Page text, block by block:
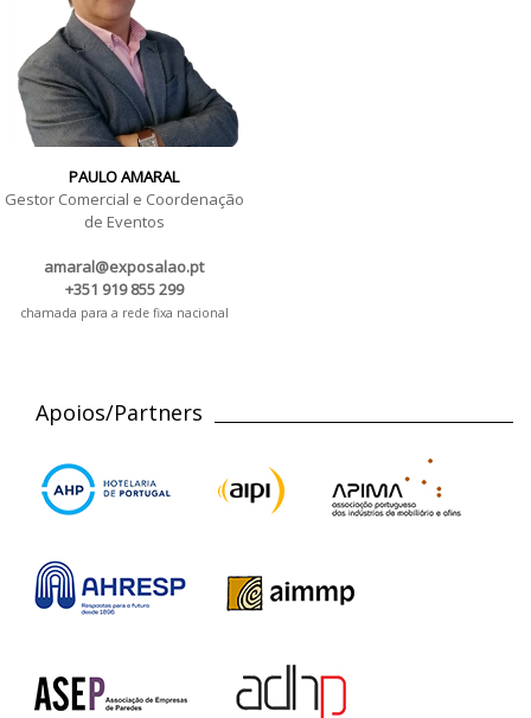
PAULO AMARAL
Gestor Comercial e Coordenação
de Eventos
amaral@exposalao.pt
+351 919 855 299
chamada para a rede fixa nacional
Apoios/Partners